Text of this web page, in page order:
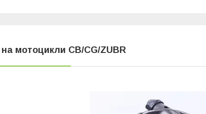
мотоцикли CB/CG/ZUBR